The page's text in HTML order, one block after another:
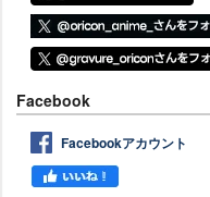
Facebook
Facebookアカウント